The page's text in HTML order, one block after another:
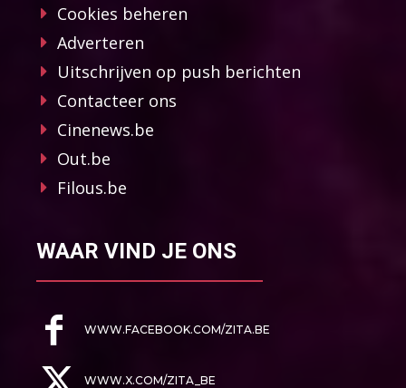
Cookies beheren
Adverteren
Uitschrijven op push berichten
Contacteer ons
Cinenews.be
Out.be
Filous.be
WAAR VIND JE ONS
WWW.FACEBOOK.COM/ZITA.BE
WWW.X.COM/ZITA_BE